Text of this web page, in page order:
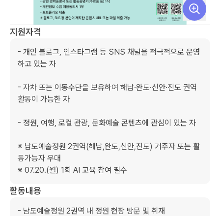
지원자격
- 개인 블로그, 인스타그램 등 SNS 채널을 적극적으로 운영
하고 있는 자
- 자차 또는 이동수단을 보유하여 해남·완도·신안·진도 권역
활동이 가능한 자
- 정원, 여행, 로컬 관광, 문화예술 콘텐츠에 관심이 있는 자
※ 남도예술정원 2권역(해남,완도,신안,진도) 거주자 또는 활
동가능자 우대
※ 07.20.(월) 1회 AI 교육 참여 필수
활동내용
- 남도예술정원 2권역 내 정원 현장 방문 및 취재